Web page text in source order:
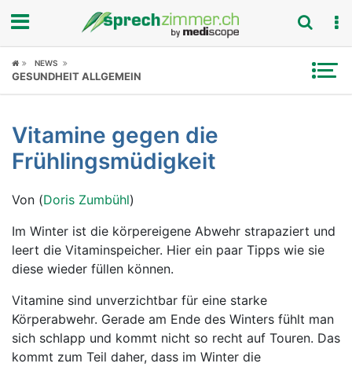
Fokus
Symptome
Untersuchungen
Ratgeber
Rubriken
NEWS
GESUNDHEIT ALLGEMEIN
Vitamine gegen die
Frühlingsmüdigkeit
Von (Doris Zumbühl)
Im Winter ist die körpereigene Abwehr strapaziert und
leert die Vitaminspeicher. Hier ein paar Tipps wie sie
diese wieder füllen können.
Vitamine sind unverzichtbar für eine starke
Körperabwehr. Gerade am Ende des Winters fühlt man
sich schlapp und kommt nicht so recht auf Touren. Das
kommt zum Teil daher, dass im Winter die